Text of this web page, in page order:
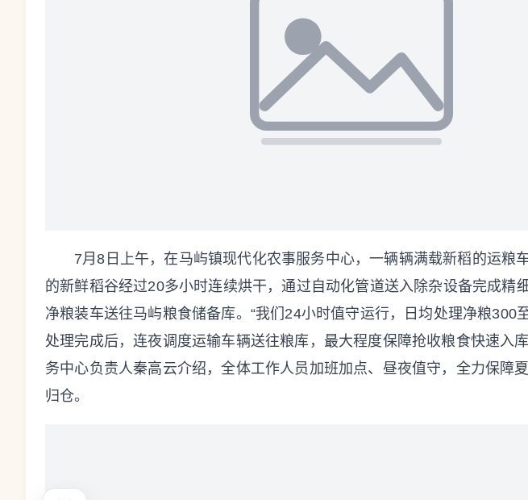
7月8日上午，在马屿镇现代化农事服务中心，一辆辆满载新稻的运粮
的新鲜稻谷经过20多小时连续烘干，通过自动化管道送入除杂设备完成精
净粮装车送往马屿粮食储备库。“我们24小时值守运行，日均处理净粮300
处理完成后，连夜调度运输车辆送往粮库，最大程度保障抢收粮食快速入
务中心负责人秦高云介绍，全体工作人员加班加点、昼夜值守，全力保障
归仓。